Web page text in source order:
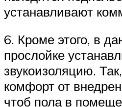
устанавливают
6. Кроме этого, в
прослойке
звукоизоляцию.
комфорт от
чтоб пола в